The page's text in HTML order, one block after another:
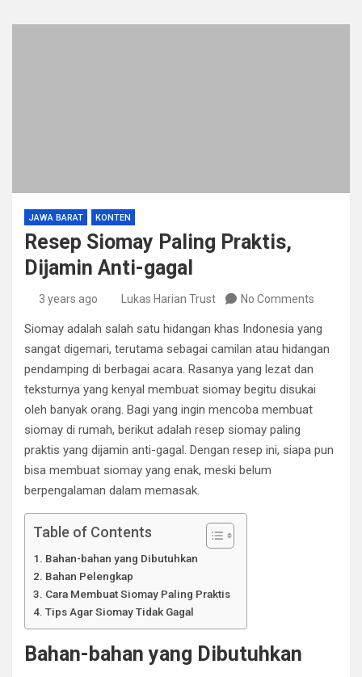
JAWA BARAT KONTEN
Resep Siomay Paling Praktis,
Dijamin Anti-gagal
3 years ago Lukas Harian Trust No Comments
Siomay adalah salah satu hidangan khas Indonesia yang
sangat digemari, terutama sebagai camilan atau hidangan
pendamping di berbagai acara. Rasanya yang lezat dan
teksturnya yang kenyal membuat siomay begitu disukai
oleh banyak orang. Bagi yang ingin mencoba membuat
siomay di rumah, berikut adalah resep siomay paling
praktis yang dijamin anti-gagal. Dengan resep ini, siapa pun
bisa membuat siomay yang enak, meski belum
berpengalaman dalam memasak.
Table of Contents
Bahan-bahan yang Dibutuhkan
Bahan Pelengkap
Cara Membuat Siomay Paling Praktis
Tips Agar Siomay Tidak Gagal
Bahan-bahan yang Dibutuhkan